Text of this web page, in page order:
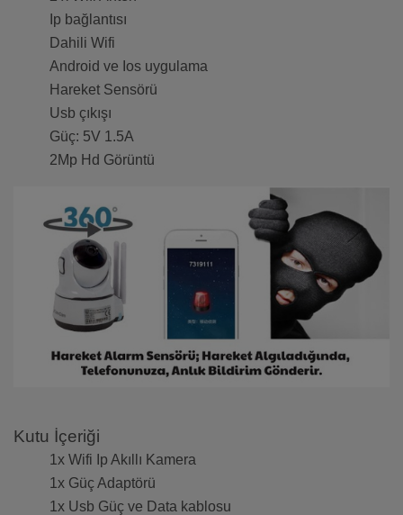
Ip bağlantısı
Dahili Wifi
Android ve Ios uygulama
Hareket Sensörü
Usb çıkışı
Güç: 5V 1.5A
2Mp Hd Görüntü
Kutu İçeriği
1x Wifi Ip Akıllı Kamera
1x Güç Adaptörü
1x Usb Güç ve Data kablosu